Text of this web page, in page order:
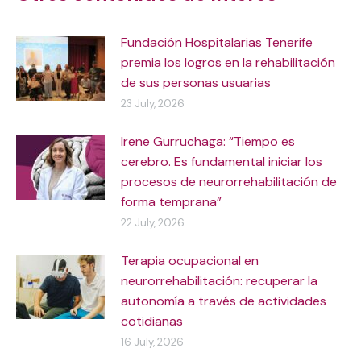
Fundación Hospitalarias Tenerife
premia los logros en la rehabilitación
de sus personas usuarias
23 July, 2026
Irene Gurruchaga: “Tiempo es
cerebro. Es fundamental iniciar los
procesos de neurorrehabilitación de
forma temprana”
22 July, 2026
Terapia ocupacional en
neurorrehabilitación: recuperar la
autonomía a través de actividades
cotidianas
16 July, 2026